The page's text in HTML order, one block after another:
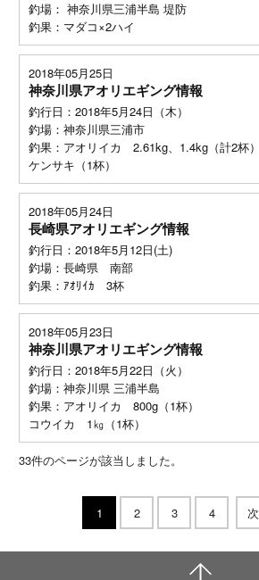
釣場： 神奈川県三浦半島 堤防
釣果：マダコ×2ハイ
2018年05月25日
神奈川県アオリエギング情報
釣行日：2018年5月24日（木）
釣場：神奈川県三浦市
釣果：アオリイカ 2.61kg、1.4kg（計2杯）
ケンサキ（1杯）
2018年05月24日
長崎県アオリエギング情報
釣行日：2018年5月12日(土)
釣場：長崎県 南部
釣果：ｱｵﾘｲｶ 3杯
2018年05月23日
神奈川県アオリエギング情報
釣行日：2018年5月22日（火）
釣場：神奈川県 三浦半島
釣果：アオリイカ 800g（1杯）
コウイカ 1㎏（1杯）
33件のページが該当しました。
1 2 3 4 次